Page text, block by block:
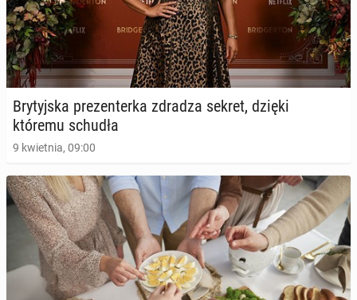
Bie­ga­nie czę­ścio­wo na­pra­wia to, co psują fast
foody
26 października 2025, 09:00
Bry­tyj­ska pre­zen­ter­ka zdradza sekret, dzięki
któremu schudła
9 kwietnia, 09:00